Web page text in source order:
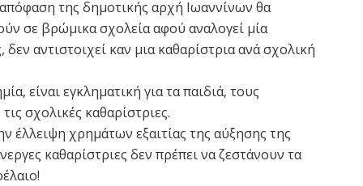
της δημοτικής αρχή Ιωαννίνων θα
σε βρώμικα σχολεία αφού αναλογεί μία
δεν αντιστοιχεί καν μια καθαρίστρια ανά σχολική
είναι εγκληματική για τα παιδιά, τους
σχολικές καθαρίστριες.
έλλειψη χρημάτων εξαιτίας της αύξησης της
καθαρίστριες δεν πρέπει να ζεστάνουν τα